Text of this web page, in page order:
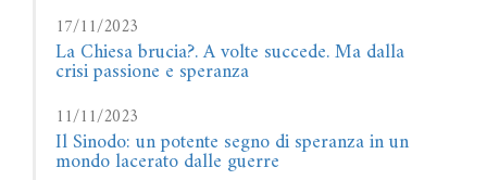
17/11/2023
La Chiesa brucia?. A volte succede. Ma dalla
crisi passione e speranza
11/11/2023
Il Sinodo: un potente segno di speranza in un
mondo lacerato dalle guerre